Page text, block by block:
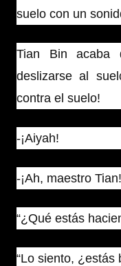
suelo con un
Tian Bin
deslizarse al
contra el suelo!
-¡Aiyah!
-¡Ah, maestro Tian!
“¿Qué estás
“Lo siento, ¿estás